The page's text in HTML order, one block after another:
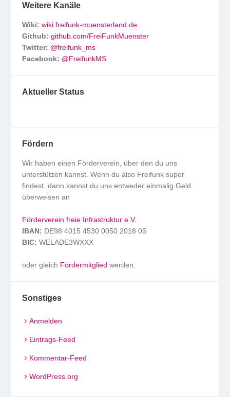
Weitere Kanäle
Wiki: wiki.freifunk-muensterland.de
Github: github.com/FreiFunkMuenster
Twitter: @freifunk_ms
Facebook: @FreifunkMS
Aktueller Status
Fördern
Wir haben einen Förderverein, über den du uns
unterstützen kannst. Wenn du also Freifunk super
findest, dann kannst du uns entweder einmalig Geld
überweisen an
Förderverein freie Infrastruktur e.V.
IBAN: DE98 4015 4530 0050 2018 05
BIC: WELADE3WXXX
oder gleich Fördermitglied werden.
Sonstiges
Anmelden
Eintrags-Feed
Kommentar-Feed
WordPress.org